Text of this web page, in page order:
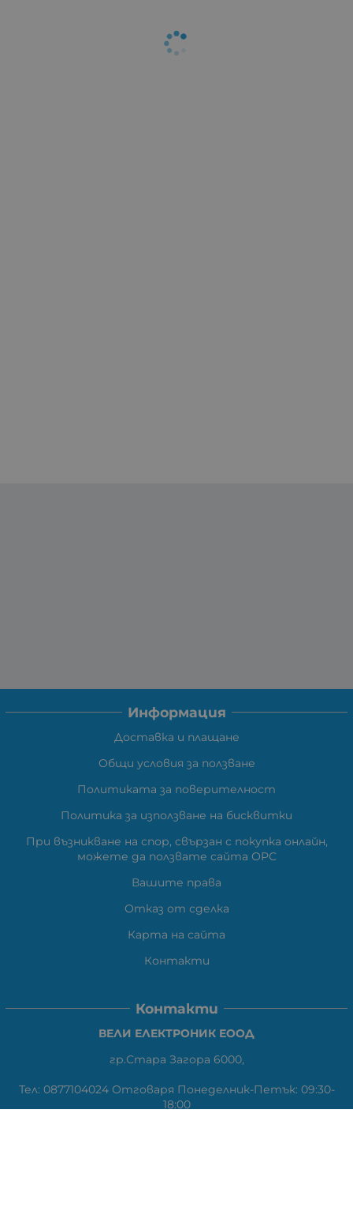
Информация
Доставка и плащане
Общи условия за ползване
Политиката за поверителност
Политика за използване на бисквитки
При възникване на спор, свързан с покупка онлайн,
можете да ползвате сайта ОРС
Вашите права
Отказ от сделка
Карта на сайта
Контакти
Контакти
ВЕЛИ ЕЛЕКТРОНИК ЕООД
гр.Стара Загора 6000,
Тел: 0877104024Отговаря Понеделник-Петък: 09:30-
18:00